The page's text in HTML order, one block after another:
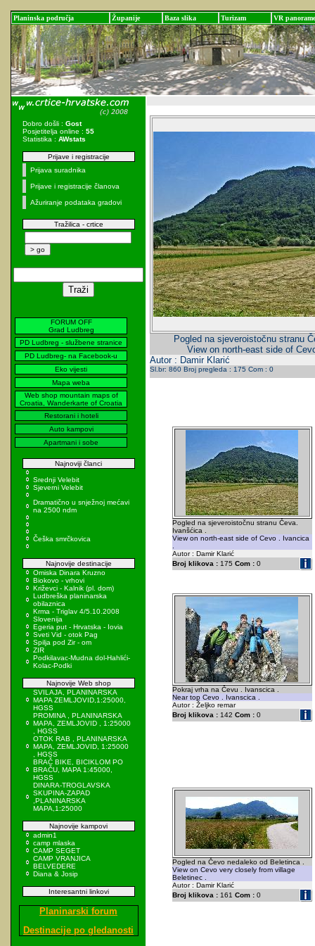
Planinska područja Županije Baza slika Turizam VR panorame
Dobro došli : Gost
Posjetitelja online : 55
Statistika : AWstats
Prijave i registracije
Prijava suradnika
Prijave i registracije članova
Ažuriranje podataka gradovi
Tražilica - crtice
FORUM OFF
Grad Ludbreg
PD Ludbreg - službene stranice
PD Ludbreg- na Facebook-u
Eko vijesti
Mapa weba
Web shop mountain maps of
Croatia, Wanderkarte of Croatia
Restorani i hoteli
Auto kampovi
Apartmani i sobe
Najnoviji članci
Srednji Velebit
Sjeverni Velebit
Dramatično u snježnoj mećavi
na 2500 ndm
Češka smrčkovica
Najnovije destinacije
Omiska Dinara Kruzno
Biokovo - vrhovi
Križevci - Kalnik (pl. dom)
Ludbreška planinarska
obilaznica
Krma - Triglav 4/5.10.2008
Slovenija
Egeria put - Hrvatska - Iovia
Sveti Vid - otok Pag
Spilja pod Zir - om
ZIR
Podkilavac-Mudna dol-Hahlići-
Kolac-Podki
Najnovije Web shop
SVILAJA, PLANINARSKA
MAPA ZEMLJOVID,1:25000,
HGSS
PROMINA , PLANINARSKA
MAPA, ZEMLJOVID , 1:25000
, HGSS
OTOK RAB , PLANINARSKA
MAPA, ZEMLJOVID, 1:25000
, HGSS
BRAČ BIKE, BICIKLOM PO
BRAČU, MAPA 1:45000,
HGSS
DINARA-TROGLAVSKA
SKUPINA-ZAPAD
,PLANINARSKA
MAPA,1:25000
Najnovije kampovi
admin1
camp mlaska
CAMP SEGET
CAMP VRANJICA
BELVEDERE
Diana & Josip
Interesantni linkovi
Planinarski forum
Destinacije po gledanosti
Pogled na sjeveroistočnu stranu
View on north-east side of
Autor : Damir Klarić
Sl.br: 860 Broj pregleda : 175 Com : 0
Pogled na sjeveroistočnu stranu Čeva.
Ivanšćica .
View on north-east side of Cevo . Ivancica
Autor : Damir Klarić
Broj klikova :175 Com :0
Pokraj vrha na Čevu . Ivanscica .
Near top Cevo . Ivanscica .
Autor : Željko remar
Broj klikova :142 Com :0
Pogled na Čevo nedaleko od Beletinca .
View on Cevo very closely from village
Beletinec .
Autor : Damir Klarić
Broj klikova :161 Com :0